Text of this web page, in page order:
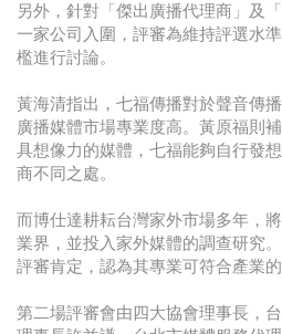
另外，針對「傑出廣播代理商」及
一家公司入圍，評審為維持評選水
檻進行討論。
黃海清指出，七福傳播對於聲音傳
廣播媒體市場專業度高。黃原福則
具想像力的媒體，七福能夠自行發
商不同之處。
而博仕達耕耘台灣家外市場多年，
業界，並投入家外媒體的調查研究
評審肯定，認為其專業可符合產業的
第二場評審會由四大協會理事長，